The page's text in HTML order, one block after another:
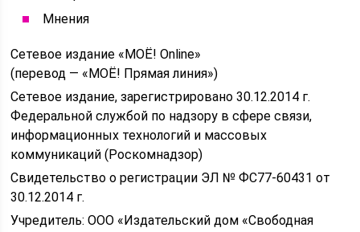
Мнения
Сетевое издание «МОЁ! Online»
(перевод — «МОЁ! Прямая линия»)
Сетевое издание, зарегистрировано 30.12.2014 г.
Федеральной службой по надзору в сфере связи,
информационных технологий и массовых
коммуникаций (Роскомнадзор)
Свидетельство о регистрации ЭЛ № ФС77-60431 от
30.12.2014 г.
Учредитель: ООО «Издательский дом «Свободная